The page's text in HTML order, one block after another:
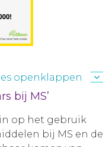
openklappen
bij MS’
op het gebruik
bij MS en de